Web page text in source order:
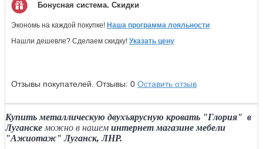
Бонусная система. Скидки
Экономь на каждой покупке! Наша программа лояльности
Нашли дешевле? Сделаем скидку! Указать цену
Отзывы покупателей. Отзывы: 0 Оставить отзыв
Купить металлическую двухъярусную кровать "Глория" в
Луганске можно в нашем интернет магазине мебели
"Ажиотаж" Луганск, ЛНР.